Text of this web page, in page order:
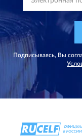
Подписываясь, Вы